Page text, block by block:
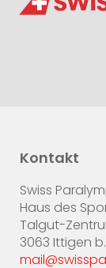
Kontakt
Swiss
Haus des
Talgut-
3063 Ittigen